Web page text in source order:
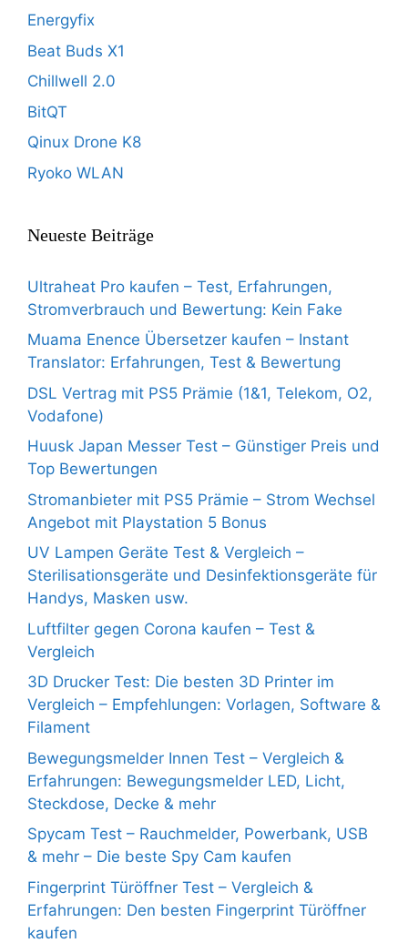
Energyfix
Beat Buds X1
Chillwell 2.0
BitQT
Qinux Drone K8
Ryoko WLAN
Neueste Beiträge
Ultraheat Pro kaufen – Test, Erfahrungen,
Stromverbrauch und Bewertung: Kein Fake
Muama Enence Übersetzer kaufen – Instant
Translator: Erfahrungen, Test & Bewertung
DSL Vertrag mit PS5 Prämie (1&1, Telekom, O2,
Vodafone)
Huusk Japan Messer Test – Günstiger Preis und
Top Bewertungen
Stromanbieter mit PS5 Prämie – Strom Wechsel
Angebot mit Playstation 5 Bonus
UV Lampen Geräte Test & Vergleich –
Sterilisationsgeräte und Desinfektionsgeräte für
Handys, Masken usw.
Luftfilter gegen Corona kaufen – Test &
Vergleich
3D Drucker Test: Die besten 3D Printer im
Vergleich – Empfehlungen: Vorlagen, Software &
Filament
Bewegungsmelder Innen Test – Vergleich &
Erfahrungen: Bewegungsmelder LED, Licht,
Steckdose, Decke & mehr
Spycam Test – Rauchmelder, Powerbank, USB
& mehr – Die beste Spy Cam kaufen
Fingerprint Türöffner Test – Vergleich &
Erfahrungen: Den besten Fingerprint Türöffner
kaufen